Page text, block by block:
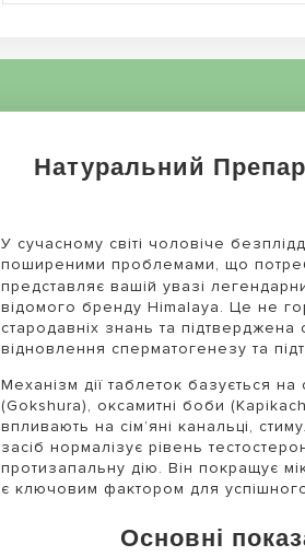
Натуральний
У сучасному світі чоловіче
поширеними проблемами, що
представляє вашій увазі
відомого бренду Himalaya. Це не
стародавніх знань та
відновлення сперматогенезу та
Механізм дії таблеток базується на
(Gokshura), оксамитні боби
впливають на сім’яні канальці,
засіб нормалізує рівень
протизапальну дію. Він покращує
є ключовим фактором для
Основні